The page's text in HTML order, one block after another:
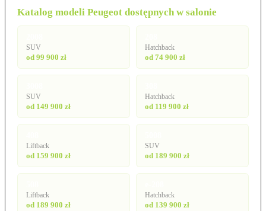
Katalog modeli Peugeot dostępnych w salonie
SUV
od 99 900 zł
Hatchback
od 74 900 zł
SUV
od 149 900 zł
Hatchback
od 119 900 zł
Liftback
od 159 900 zł
SUV
od 189 900 zł
Liftback
od 189 900 zł
Hatchback
od 139 900 zł